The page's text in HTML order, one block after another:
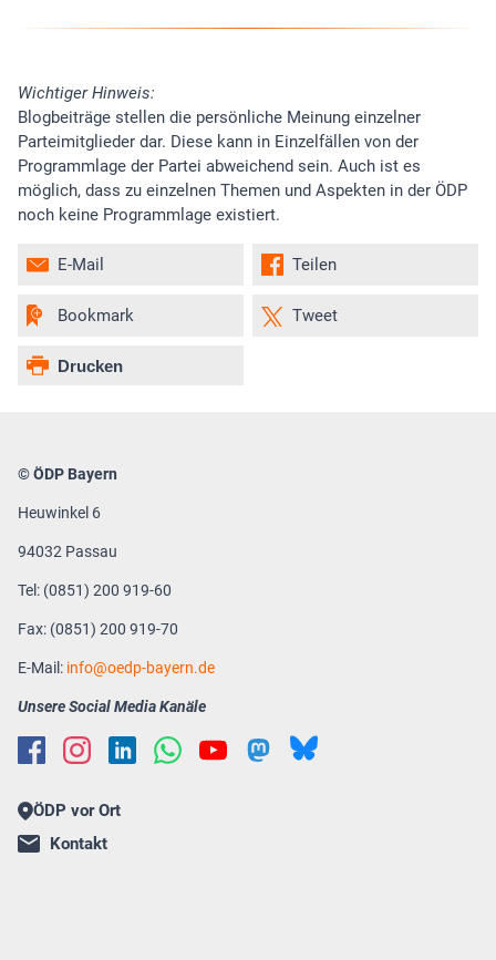
Wichtiger Hinweis:
Blogbeiträge stellen die persönliche Meinung einzelner
Parteimitglieder dar. Diese kann in Einzelfällen von der
Programmlage der Partei abweichend sein. Auch ist es
möglich, dass zu einzelnen Themen und Aspekten in der ÖDP
noch keine Programmlage existiert.
Teilen
Tweet
E-Mail
Bookmark
Drucken
© ÖDP Bayern
Heuwinkel 6
94032 Passau
Tel: (0851) 200 919-60
Fax: (0851) 200 919-70
E-Mail: info oedp-bayern.de
Unsere Social Media Kanäle
ÖDP vor Ort
Kontakt